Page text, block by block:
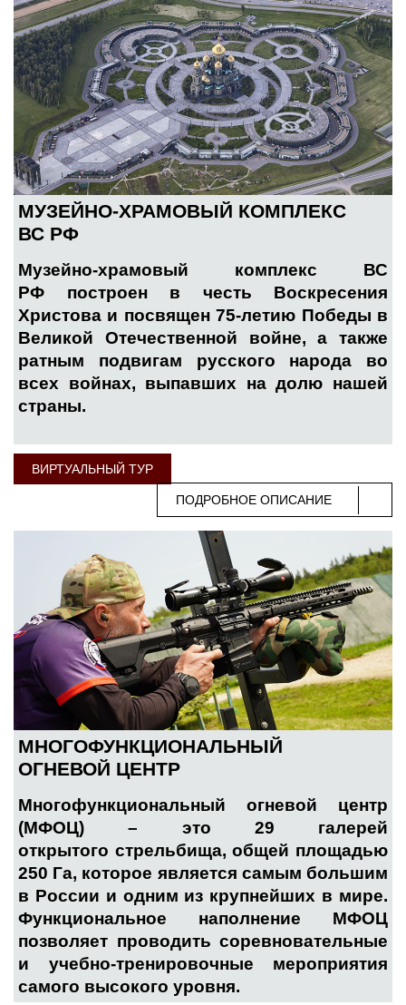
МУЗЕЙНО-ХРАМОВЫЙ КОМПЛЕКС
ВС РФ
Музейно-храмовый комплекс ВС
РФ построен в честь Воскресения
Христова и посвящен 75-летию Победы в
Великой Отечественной войне, а также
ратным подвигам русского народа во
всех войнах, выпавших на долю нашей
страны.
ВИРТУАЛЬНЫЙ ТУР
ПОДРОБНОЕ ОПИСАНИЕ
МНОГОФУНКЦИОНАЛЬНЫЙ
ОГНЕВОЙ ЦЕНТР
Многофункциональный огневой центр
(МФОЦ) – это 29 галерей
открытого стрельбища, общей площадью
250 Га, которое является самым большим
в России и одним из крупнейших в мире.
Функциональное наполнение МФОЦ
позволяет проводить соревновательные
и учебно-тренировочные мероприятия
самого высокого уровня.